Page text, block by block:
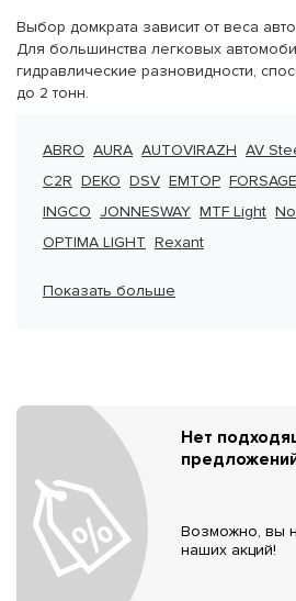
Выбор домкрата зависит от веса
Для большинства легковых
гидравлические разновидности,
до 2 тонн.
ABRO AURA AUTOVIRAZH AV
C2R DEKO DSV EMTOP FORSAGE
INGCO JONNESWAY MTF Light
OPTIMA LIGHT Rexant
Показать больше
Нет
Возможно, вы
наших акций!